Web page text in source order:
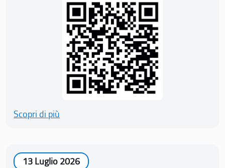
Scopri di più
13 Luglio 2026